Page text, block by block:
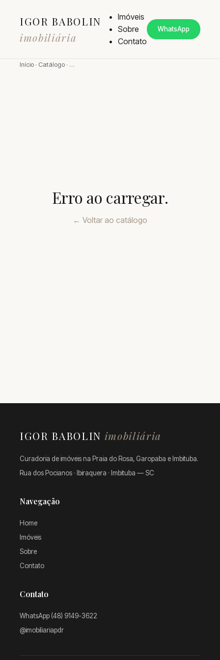
IGOR BABOLIN
imobiliária
Imóveis
Sobre
Contato
WhatsApp
Início · Catálogo · …
Erro ao carregar.
← Voltar ao catálogo
IGOR BABOLIN imobiliária
Curadoria de imóveis na Praia do Rosa, Garopaba e Imbituba.
Rua dos Pocianos · Ibiraquera · Imbituba — SC
Navegação
Home
Imóveis
Sobre
Contato
Contato
WhatsApp (48) 9149-3622
@imobiliariapdr